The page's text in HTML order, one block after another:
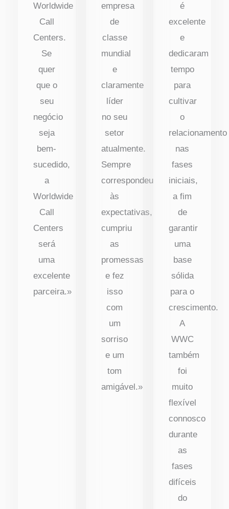
Worldwide
Call
Centers.
Se
quer
que o
seu
negócio
seja
bem-
sucedido,
a
Worldwide
Call
Centers
será
uma
excelente
parceira.»
empresa
de
classe
mundial
e
claramente
líder
no seu
setor
atualmente.
Sempre
correspondeu
às
expectativas,
cumpriu
as
promessas
e fez
isso
com
um
sorriso
e um
tom
amigável.»
é
excelente
e
dedicaram
tempo
para
cultivar
o
relacionamento
nas
fases
iniciais,
a fim
de
garantir
uma
base
sólida
para o
crescimento.
A
WWC
também
foi
muito
flexível
connosco
durante
as
fases
difíceis
do